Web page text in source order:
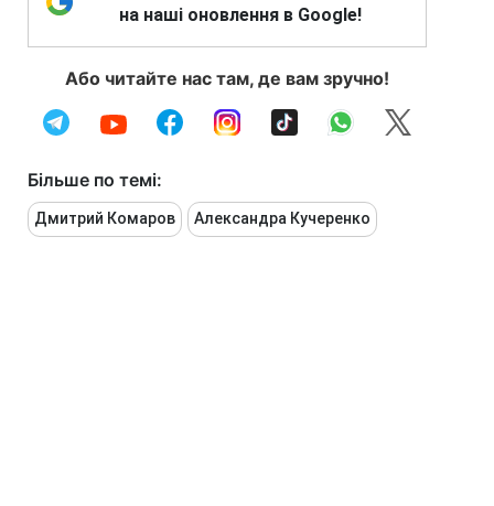
на наші оновлення в Google!
Або читайте нас там, де вам зручно!
Більше по темі:
Дмитрий Комаров Александра Кучеренко